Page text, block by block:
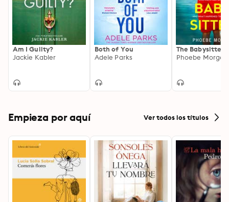
Am I Guilty?
Jackie Kabler
Both of You
Adele Parks
The Babysitter
Phoebe Morgan
Empieza por aquí Ver todos los títulos